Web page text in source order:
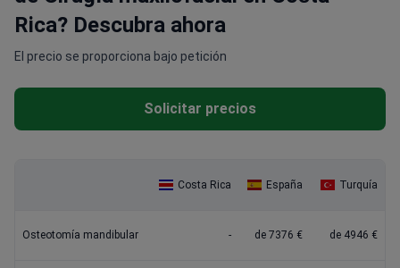
Rica? Descubra ahora
El precio se proporciona bajo petición
Solicitar precios
Costa Rica España Turquía
Osteotomía mandibular - de 7376 € de 4946 €